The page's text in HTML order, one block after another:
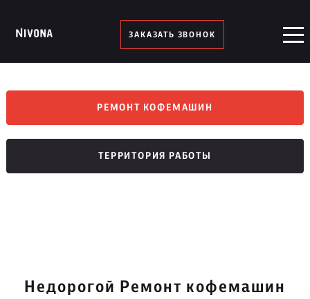
ЗАКАЗАТЬ ЗВОНОК
РЕМОНТ КОФЕМАШИН
ТЕРРИТОРИЯ РАБОТЫ
Недорогой Ремонт кофемашин